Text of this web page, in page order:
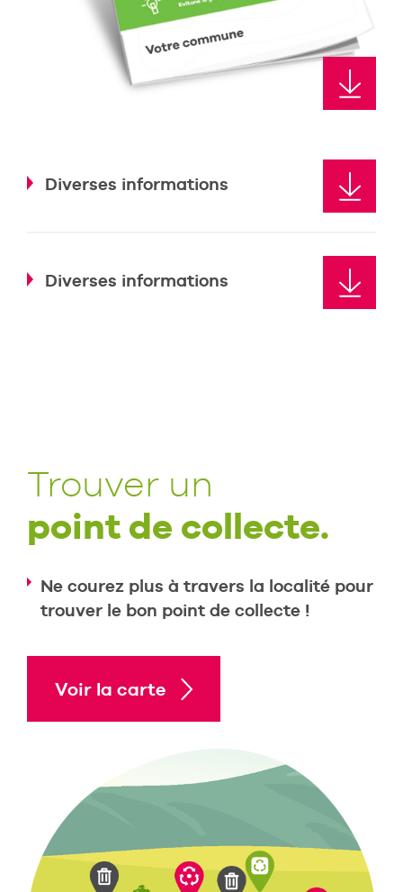
Diverses informations
Diverses informations
Trouver un
point de collecte.
Ne courez plus à travers la localité pour
trouver le bon point de collecte !
Voir la carte